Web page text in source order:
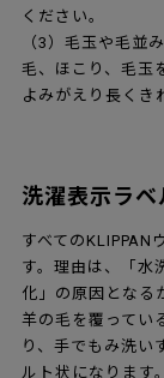
ください。
（3）毛玉や毛並
毛、ほこり、毛玉
よみがえり長くき
洗濯表示ラベ
すべてのKLIPPAN
す。理由は、「水
化」の原因となる
羊の毛を覆ってい
り、手でもみ洗い
ルト状になります